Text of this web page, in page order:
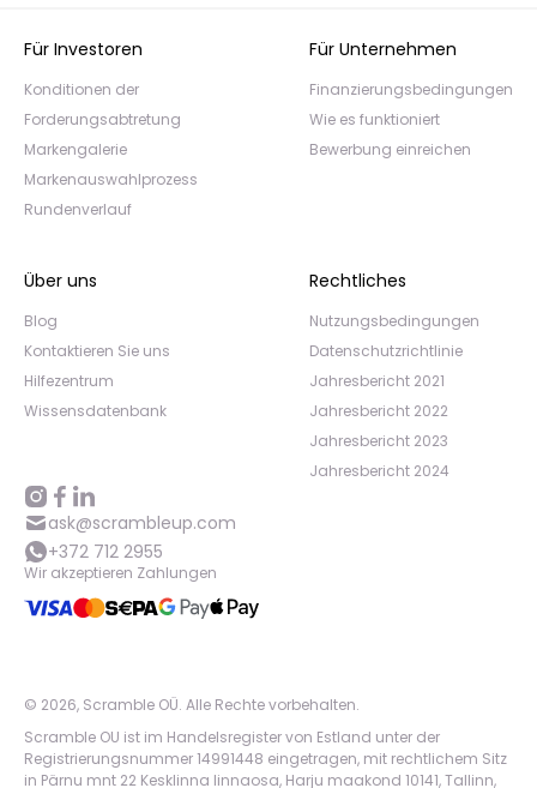
Für Investoren
Konditionen der
Forderungsabtretung
Markengalerie
Markenauswahlprozess
Rundenverlauf
Für Unternehmen
Finanzierungsbedingungen
Wie es funktioniert
Bewerbung einreichen
Über uns
Blog
Kontaktieren Sie uns
Hilfezentrum
Wissensdatenbank
Rechtliches
Nutzungsbedingungen
Datenschutzrichtlinie
Jahresbericht 2021
Jahresbericht 2022
Jahresbericht 2023
Jahresbericht 2024
ask@scrambleup.com
+372 712 2955
Wir akzeptieren Zahlungen
© 2026, Scramble OÜ. Alle Rechte vorbehalten.
Scramble OU ist im Handelsregister von Estland unter der
Registrierungsnummer 14991448 eingetragen, mit rechtlichem Sitz
in Pärnu mnt 22 Kesklinna linnaosa, Harju maakond 10141, Tallinn,